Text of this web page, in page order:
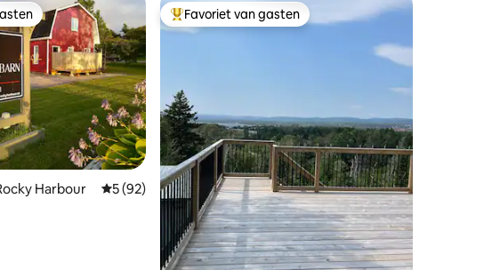
uit 5, 105 recensies
Harbour Gemiddelde beoordeling van 5 uit 5, 92 recensies
5 (92)
Topfavoriet van gasten
Favoriet van gasten